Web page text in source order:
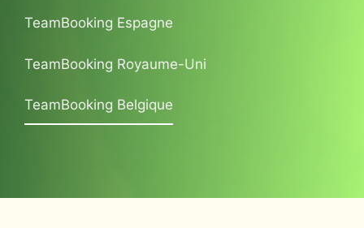
TeamBooking Espagne
TeamBooking Royaume-Uni
TeamBooking Belgique